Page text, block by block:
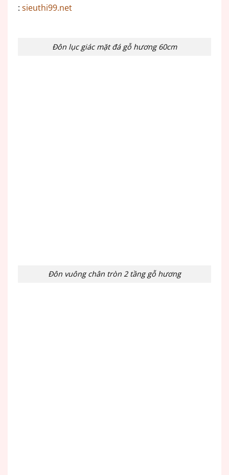
: sieuthi99.net
Đôn lục giác mặt đá gỗ hương 60cm
Đôn vuông chân tròn 2 tầng gỗ hương